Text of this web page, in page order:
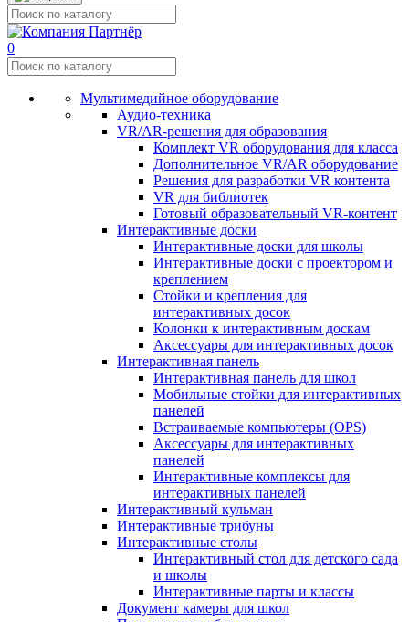
0
Мультимедийное оборудование
Аудио-техника
VR/AR-решения для образования
Комплект VR оборудования для класса
Дополнительное VR/AR оборудование
Решения для разработки VR контента
VR для библиотек
Готовый образовательный VR-контент
Интерактивные доски
Интерактивные доски для школы
Интерактивные доски с проектором и
креплением
Стойки и крепления для
интерактивных досок
Колонки к интерактивным доскам
Аксессуары для интерактивных досок
Интерактивная панель
Интерактивная панель для школ
Мобильные стойки для интерактивных
панелей
Встраиваемые компьютеры (OPS)
Аксессуары для интерактивных
панелей
Интерактивные комплексы для
интерактивных панелей
Интерактивный кульман
Интерактивные трибуны
Интерактивные столы
Интерактивный стол для детского сада
и школы
Интерактивные парты и классы
Документ камеры для школ